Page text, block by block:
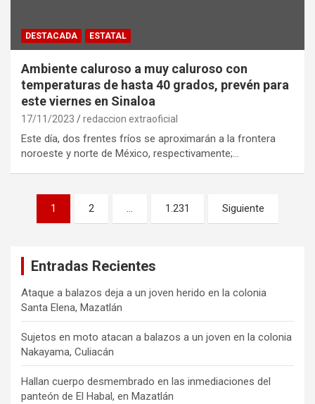
DESTACADA ESTATAL
Ambiente caluroso a muy caluroso con
temperaturas de hasta 40 grados, prevén para
este viernes en Sinaloa
17/11/2023 redaccion extraoficial
Este día, dos frentes fríos se aproximarán a la frontera
noroeste y norte de México, respectivamente;…
Paginación
1 2 … 1.231 Siguiente
Entradas Recientes
Ataque a balazos deja a un joven herido en la colonia
Santa Elena, Mazatlán
Sujetos en moto atacan a balazos a un joven en la colonia
Nakayama, Culiacán
Hallan cuerpo desmembrado en las inmediaciones del
panteón de El Habal, en Mazatlán